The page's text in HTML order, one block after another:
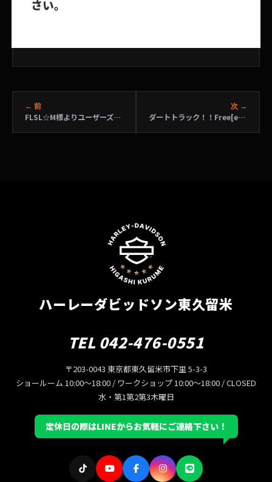
さい。
← 前
FLSL☆M様よりユーザーズボイスを頂きました！
次 →
ダートトラック！！Free[er] to Get Dirty
ハーレーダビッドソン東久留米
TEL 042-476-0551
〒203-0043 東京都東久留米市下里 5-3-3
ショールーム 10:00〜18:00 / ワークショップ 10:00〜18:00 / CLOSED
水・第1第2第3木曜日
定休日の際はLINEからお気軽にご連絡下さい！